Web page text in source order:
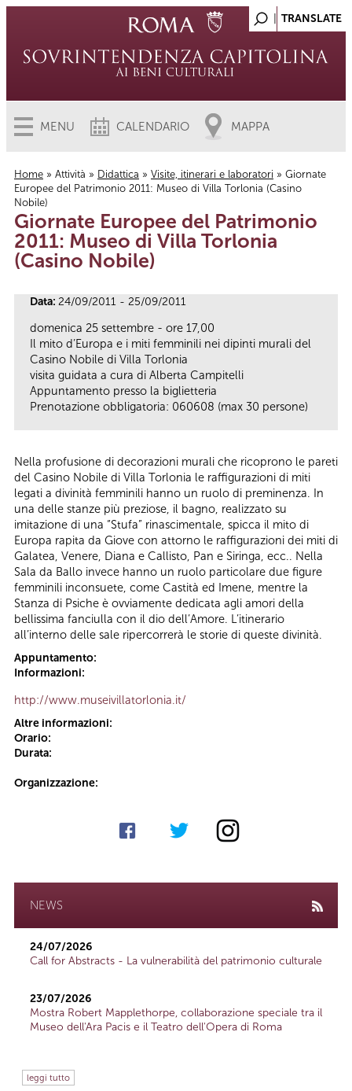
MENU CALENDARIO MAPPA
Tu sei qui
Home » Attività » Didattica » Visite, itinerari e laboratori » Giornate
Europee del Patrimonio 2011: Museo di Villa Torlonia (Casino
Nobile)
Giornate Europee del Patrimonio
2011: Museo di Villa Torlonia
(Casino Nobile)
Data: 24/09/2011 - 25/09/2011
domenica 25 settembre - ore 17,00
Il mito d’Europa e i miti femminili nei dipinti murali del
Casino Nobile di Villa Torlonia
visita guidata a cura di Alberta Campitelli
Appuntamento presso la biglietteria
Prenotazione obbligatoria: 060608 (max 30 persone)
Nella profusione di decorazioni murali che ricoprono le pareti
del Casino Nobile di Villa Torlonia le raffigurazioni di miti
legati a divinità femminili hanno un ruolo di preminenza. In
una delle stanze più preziose, il bagno, realizzato su
imitazione di una “Stufa” rinascimentale, spicca il mito di
Europa rapita da Giove con attorno le raffigurazioni dei miti di
Galatea, Venere, Diana e Callisto, Pan e Siringa, ecc.. Nella
Sala da Ballo invece hanno un ruolo particolare due figure
femminili inconsuete, come Castità ed Imene, mentre la
Stanza di Psiche è ovviamente dedicata agli amori della
bellissima fanciulla con il dio dell’Amore. L’itinerario
all’interno delle sale ripercorrerà le storie di queste divinità.
Appuntamento:
Informazioni:
http://www.museivillatorlonia.it/
Altre informazioni:
Orario:
Durata:
Organizzazione:
NEWS
24/07/2026
Call for Abstracts - La vulnerabilità del patrimonio culturale
23/07/2026
Mostra Robert Mapplethorpe, collaborazione speciale tra il
Museo dell'Ara Pacis e il Teatro dell'Opera di Roma
leggi tutto